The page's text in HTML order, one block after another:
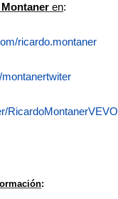
en:
ricardo.montaner
RicardoMontanerVEVO
: